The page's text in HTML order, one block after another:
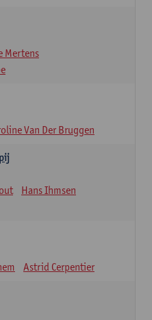
Mertens
Van Der Bruggen
Hans Ihmsen
Astrid Cerpentier